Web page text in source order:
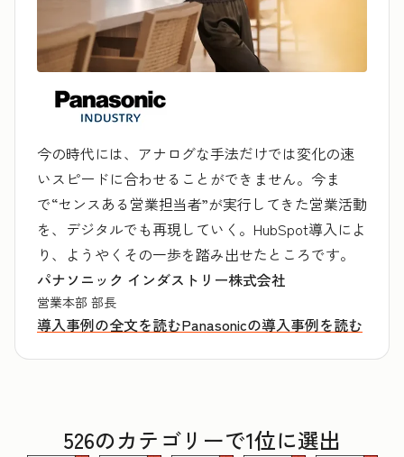
今の時代には、アナログな手法だけでは変化の速
いスピードに合わせることができません。今ま
で“センスある営業担当者”が実行してきた営業活動
を、デジタルでも再現していく。HubSpot導入によ
り、ようやくその一歩を踏み出せたところです。
パナソニック インダストリー株式会社
営業本部 部長
導入事例の全文を読むPanasonicの導入事例を読む
526のカテゴリーで1位に選出